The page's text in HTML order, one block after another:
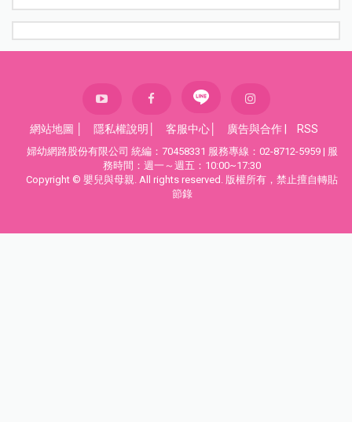
網站地圖 隱私權說明 客服中心 廣告與合作 RSS
婦幼網路股份有限公司 統編：70458331 服務專線：02-8712-5959 | 服
務時間：週一～週五：10:00~17:30
Copyright © 嬰兒與母親. All rights reserved. 版權所有，禁止擅自轉貼
節錄